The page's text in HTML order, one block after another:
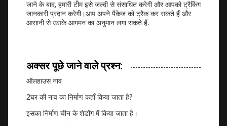
जाने के बाद, हमारी टीम इसे जल्दी से संसाधित करेगी और आपको ट्रैकिंग
जानकारी प्रदान करेगी।आप अपने पैकेज को ट्रैक कर सकते हैं और
आसानी से उसके आगमन का अनुमान लगा सकते हैं.
अक्सर पूछे जाने वाले प्रश्न:
ऑलहाउस नाव
2घर की नाव का निर्माण कहाँ किया जाता है?
इसका निर्माण चीन के शेडोंग में किया जाता है।